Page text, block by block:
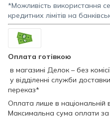
*Можливість використання
кредитних лімітів на
Оплата готівкою
в магазині Делок – без
у відділенні служби
переказ*
Оплата лише в національній
Максимальна сума оплати